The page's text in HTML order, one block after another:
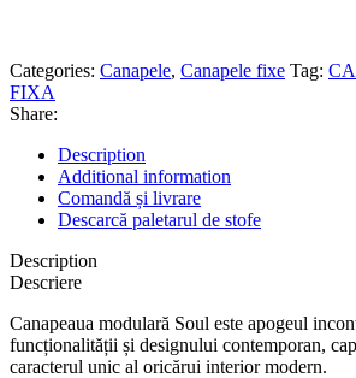
Categories: Canapele, Canapele fixe Tag:
FIXA
Share:
Description
Additional information
Comandă și livrare
Descarcă paletarul de stofe
Description
Descriere
Canapeaua modulară Soul este apogeul
funcționalității și designului contemporan,
caracterul unic al oricărui interior modern.